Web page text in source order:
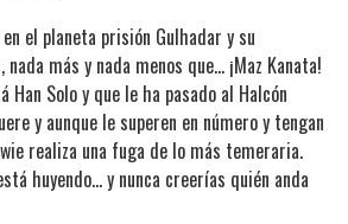
el planeta prisión Gulhadar y su
más y nada menos que… ¡Maz Kanata!
Han Solo y que le ha pasado al Halcón
y aunque le superen en número y tengan
realiza una fuga de lo más temeraria.
huyendo… y nunca creerías quién anda